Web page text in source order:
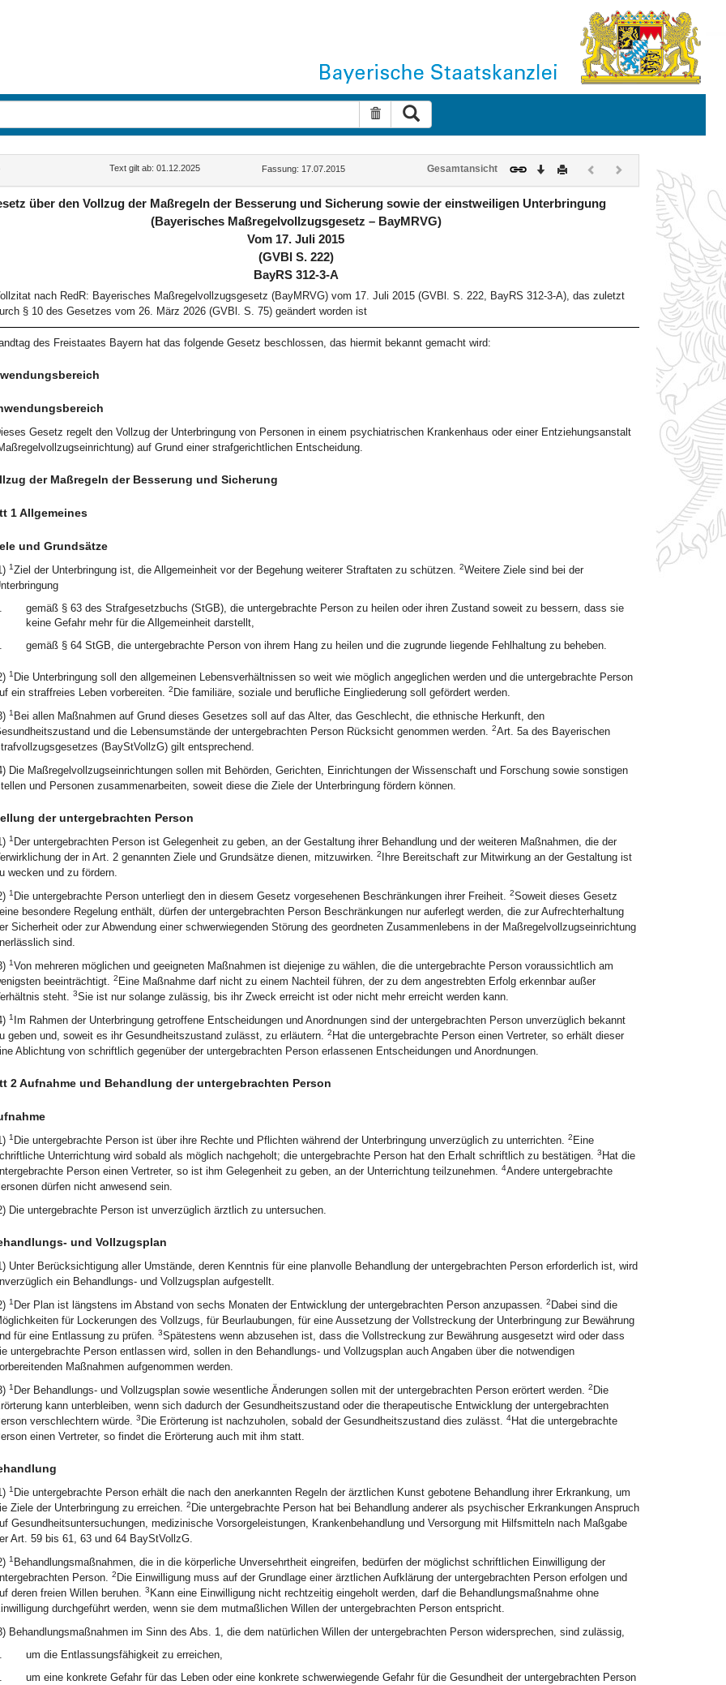
Suche zurücksetzen
Text gilt ab: 01.12.2025 Fassung: 17.07.2015 Gesamtansicht Download
DruckenVorherigesNächstes
Dokument
(inaktiv)
über den Vollzug der Maßregeln der Besserung und Sicherung sowie der einstweiligen Unterbringung
(Bayerisches Maßregelvollzugsgesetz – BayMRVG)
Vom 17. Juli 2015
(GVBl S. 222)
BayRS 312-3-A
nach RedR: Bayerisches Maßregelvollzugsgesetz (BayMRVG) vom 17. Juli 2015 (GVBl. S. 222, BayRS 312-3-A), das zuletzt
§ 10 des Gesetzes vom 26. März 2026 (GVBl. S. 75) geändert worden ist
des Freistaates Bayern hat das folgende Gesetz beschlossen, das hiermit bekannt gemacht wird:
Gesetz regelt den Vollzug der Unterbringung von Personen in einem psychiatrischen Krankenhaus oder einer Entziehungsanstalt
auf Grund einer strafgerichtlichen Entscheidung.
der Maßregeln der Besserung und Sicherung
1 Allgemeines
und Grundsätze
1Ziel der Unterbringung ist, die Allgemeinheit vor der Begehung weiterer Straftaten zu schützen. 2Weitere Ziele sind bei der
gemäß § 63 des Strafgesetzbuchs (StGB), die untergebrachte Person zu heilen oder ihren Zustand soweit zu bessern, dass sie
keine Gefahr mehr für die Allgemeinheit darstellt,
gemäß § 64 StGB, die untergebrachte Person von ihrem Hang zu heilen und die zugrunde liegende Fehlhaltung zu beheben.
1 Die Unterbringung soll den allgemeinen Lebensverhältnissen so weit wie möglich angeglichen werden und die untergebrachte Person
ein straffreies Leben vorbereiten. 2 Die familiäre, soziale und berufliche Eingliederung soll gefördert werden.
1 Bei allen Maßnahmen auf Grund dieses Gesetzes soll auf das Alter, das Geschlecht, die ethnische Herkunft, den
und die Lebensumstände der untergebrachten Person Rücksicht genommen werden. 2Art. 5a des Bayerischen
(BayStVollzG) gilt entsprechend.
Die Maßregelvollzugseinrichtungen sollen mit Behörden, Gerichten, Einrichtungen der Wissenschaft und Forschung sowie sonstigen
und Personen zusammenarbeiten, soweit diese die Ziele der Unterbringung fördern können.
der untergebrachten Person
1 Der untergebrachten Person ist Gelegenheit zu geben, an der Gestaltung ihrer Behandlung und der weiteren Maßnahmen, die der
der in Art. 2 genannten Ziele und Grundsätze dienen, mitzuwirken. 2
Ihre Bereitschaft zur Mitwirkung an der Gestaltung ist
wecken und zu fördern.
1 Die untergebrachte Person unterliegt den in diesem Gesetz vorgesehenen Beschränkungen ihrer Freiheit. 2Soweit dieses Gesetz
besondere Regelung enthält, dürfen der untergebrachten Person Beschränkungen nur auferlegt werden, die zur Aufrechterhaltung
Sicherheit oder zur Abwendung einer schwerwiegenden Störung des geordneten Zusammenlebens in der Maßregelvollzugseinrichtung
sind.
1Von mehreren möglichen und geeigneten Maßnahmen ist diejenige zu wählen, die die untergebrachte Person voraussichtlich am
beeinträchtigt. 2 Eine Maßnahme darf nicht zu einem Nachteil führen, der zu dem angestrebten Erfolg erkennbar außer
steht. 3Sie ist nur solange zulässig, bis ihr Zweck erreicht ist oder nicht mehr erreicht werden kann.
1 Im Rahmen der Unterbringung getroffene Entscheidungen und Anordnungen sind der untergebrachten Person unverzüglich bekannt
geben und, soweit es ihr Gesundheitszustand zulässt, zu erläutern. 2 Hat die untergebrachte Person einen Vertreter, so erhält dieser
Ablichtung von schriftlich gegenüber der untergebrachten Person erlassenen Entscheidungen und Anordnungen.
2 Aufnahme und Behandlung der untergebrachten Person
1 Die untergebrachte Person ist über ihre Rechte und Pflichten während der Unterbringung unverzüglich zu unterrichten. 2 Eine
Unterrichtung wird sobald als möglich nachgeholt; die untergebrachte Person hat den Erhalt schriftlich zu bestätigen. 3 Hat die
Person einen Vertreter, so ist ihm Gelegenheit zu geben, an der Unterrichtung teilzunehmen. 4Andere untergebrachte
dürfen nicht anwesend sein.
Die untergebrachte Person ist unverzüglich ärztlich zu untersuchen.
und Vollzugsplan
Unter Berücksichtigung aller Umstände, deren Kenntnis für eine planvolle Behandlung der untergebrachten Person erforderlich ist, wird
ein Behandlungs- und Vollzugsplan aufgestellt.
1 Der Plan ist längstens im Abstand von sechs Monaten der Entwicklung der untergebrachten Person anzupassen. 2 Dabei sind die
für Lockerungen des Vollzugs, für Beurlaubungen, für eine Aussetzung der Vollstreckung der Unterbringung zur Bewährung
für eine Entlassung zu prüfen. 3Spätestens wenn abzusehen ist, dass die Vollstreckung zur Bewährung ausgesetzt wird oder dass
untergebrachte Person entlassen wird, sollen in den Behandlungs- und Vollzugsplan auch Angaben über die notwendigen
Maßnahmen aufgenommen werden.
1 Der Behandlungs- und Vollzugsplan sowie wesentliche Änderungen sollen mit der untergebrachten Person erörtert werden. 2 Die
kann unterbleiben, wenn sich dadurch der Gesundheitszustand oder die therapeutische Entwicklung der untergebrachten
verschlechtern würde. 3 Die Erörterung ist nachzuholen, sobald der Gesundheitszustand dies zulässt. 4Hat die untergebrachte
einen Vertreter, so findet die Erörterung auch mit ihm statt.
1 Die untergebrachte Person erhält die nach den anerkannten Regeln der ärztlichen Kunst gebotene Behandlung ihrer Erkrankung, um
Ziele der Unterbringung zu erreichen. 2 Die untergebrachte Person hat bei Behandlung anderer als psychischer Erkrankungen Anspruch
Gesundheitsuntersuchungen, medizinische Vorsorgeleistungen, Krankenbehandlung und Versorgung mit Hilfsmitteln nach Maßgabe
Art. 59 bis 61, 63 und 64 BayStVollzG.
1 Behandlungsmaßnahmen, die in die körperliche Unversehrtheit eingreifen, bedürfen der möglichst schriftlichen Einwilligung der
Person. 2 Die Einwilligung muss auf der Grundlage einer ärztlichen Aufklärung der untergebrachten Person erfolgen und
deren freien Willen beruhen. 3 Kann eine Einwilligung nicht rechtzeitig eingeholt werden, darf die Behandlungsmaßnahme ohne
durchgeführt werden, wenn sie dem mutmaßlichen Willen der untergebrachten Person entspricht.
Behandlungsmaßnahmen im Sinn des Abs. 1, die dem natürlichen Willen der untergebrachten Person widersprechen, sind zulässig,
um die Entlassungsfähigkeit zu erreichen,
um eine konkrete Gefahr für das Leben oder eine konkrete schwerwiegende Gefahr für die Gesundheit der untergebrachten Person